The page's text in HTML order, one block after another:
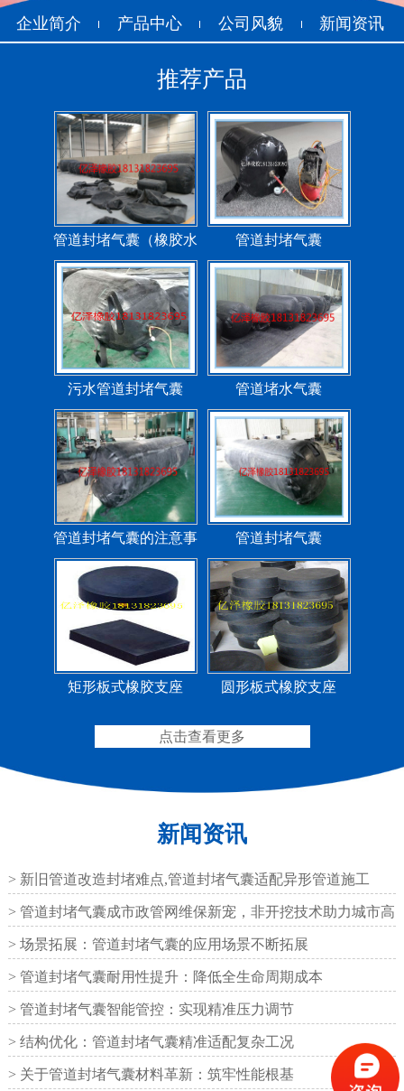
企业简介 产品中心 公司风貌 新闻资讯
推荐产品
管道封堵气囊（橡胶水
堵）
管道封堵气囊
污水管道封堵气囊 管道堵水气囊
管道封堵气囊的注意事
项
管道封堵气囊
矩形板式橡胶支座 圆形板式橡胶支座
圆形四氟板橡胶支座
矩形四氟板滑动橡胶支
铁路盆式支座 公路盆式橡胶支座
点击查看更多
新闻资讯
> 新旧管道改造封堵难点,管道封堵气囊适配异形管道施工
> 管道封堵气囊成市政管网维保新宠，非开挖技术助力城市高
效运
> 场景拓展：管道封堵气囊的应用场景不断拓展
> 管道封堵气囊耐用性提升：降低全生命周期成本
> 管道封堵气囊智能管控：实现精准压力调节
> 结构优化：管道封堵气囊精准适配复杂工况
> 关于管道封堵气囊材料革新：筑牢性能根基